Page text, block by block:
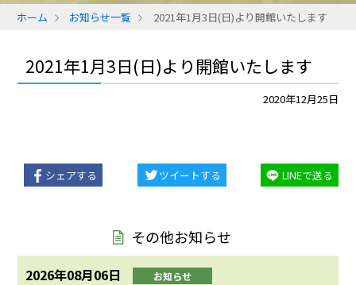
ホーム お知らせ一覧 2021年1月3日(日)より開館いたします
2021年1月3日(日)より開館いたします
2020年12月25日
シェアする ツイートする LINEで送る
その他お知らせ
2026年08月06日 お知らせ